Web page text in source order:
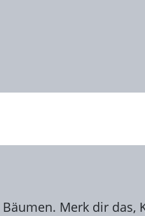
Merk dir das,